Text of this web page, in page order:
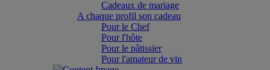
Cadeaux de mariage
A chaque profil son cadeau
Pour le Chef
Pour l'hôte
Pour le pâtissier
Pour l'amateur de vin